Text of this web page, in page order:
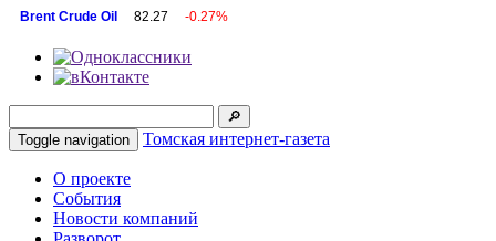
Brent Crude Oil 82.27 -0.27%
Toggle navigation Томская интернет-газета
О проекте
События
Новости компаний